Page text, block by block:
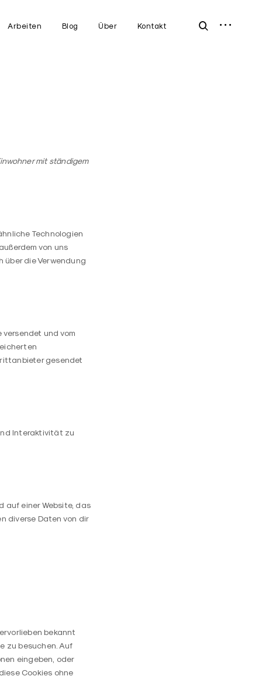
Arbeiten Blog Über Kontakt
open
open
mit ständigem
Technologien
von uns
die Verwendung
und vom
gesendet
Interaktivität zu
auf einer Website, das
diverse Daten von dir
bekannt
zu besuchen. Auf
eingeben, oder
Cookies ohne